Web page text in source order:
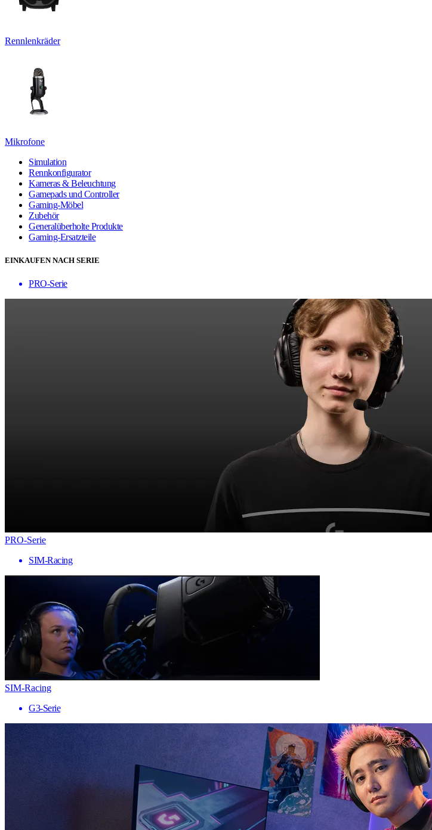
Rennlenkräder
Mikrofone
Simulation
Rennkonfigurator
Kameras & Beleuchtung
Gamepads und Controller
Gaming-Möbel
Zubehör
Generalüberholte Produkte
Gaming-Ersatzteile
EINKAUFEN NACH SERIE
PRO-Serie
PRO-Serie
SIM-Racing
SIM-Racing
G3-Serie